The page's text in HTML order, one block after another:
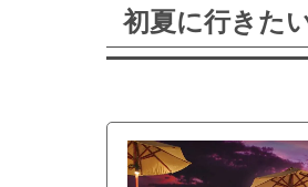
初夏に行きた